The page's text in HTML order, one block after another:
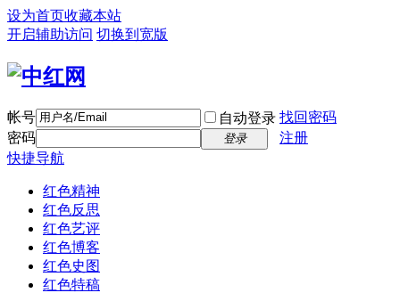
设为首页收藏本站
开启辅助访问 切换到宽版
帐号 自动登录 找回密码
密码
登录
注册
快捷导航
红色精神
红色反思
红色艺评
红色博客
红色史图
红色特稿